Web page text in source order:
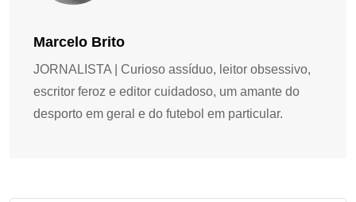
Marcelo Brito
JORNALISTA | Curioso assíduo, leitor obsessivo,
escritor feroz e editor cuidadoso, um amante do
desporto em geral e do futebol em particular.